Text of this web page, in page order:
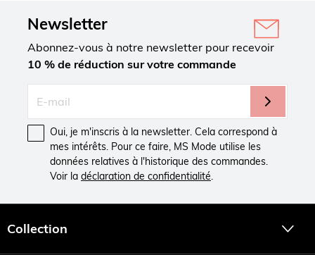
Newsletter
Abonnez-vous à notre newsletter pour recevoir
10 % de réduction sur votre commande
Oui, je m'inscris à la newsletter. Cela correspond à
mes intérêts. Pour ce faire, MS Mode utilise les
données relatives à l'historique des commandes.
Voir la déclaration de confidentialité.
Collection